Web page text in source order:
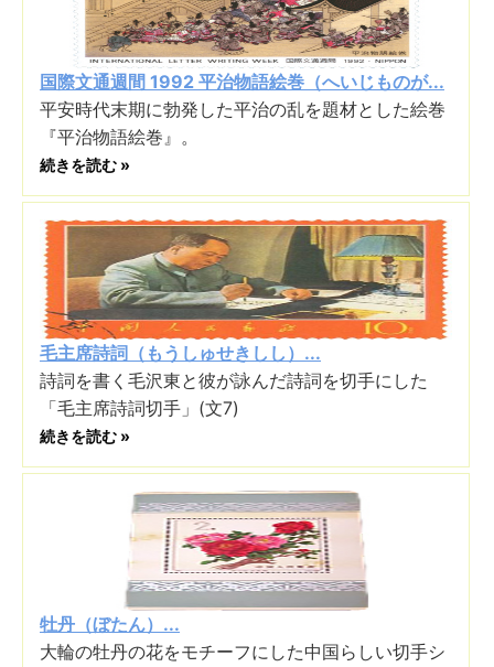
国際文通週間 1992 平治物語絵巻（へいじものが...
平安時代末期に勃発した平治の乱を題材とした絵巻
『平治物語絵巻』。
続きを読む »
毛主席詩詞（もうしゅせきしし）...
詩詞を書く毛沢東と彼が詠んだ詩詞を切手にした
「毛主席詩詞切手」(文7)
続きを読む »
牡丹（ぼたん）...
大輪の牡丹の花をモチーフにした中国らしい切手シ